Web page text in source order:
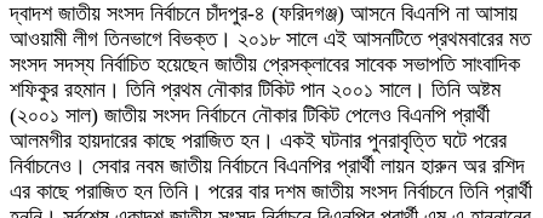
দ্বাদশ জাতীয় সংসদ নির্বাচনে চাঁদপুর-৪ (ফরিদগঞ্জ) আসনে বিএনপি না আসায়
আওয়ামী লীগ তিনভাগে বিভক্ত। ২০১৮ সালে এই আসনটিতে প্রথমবারের মত
সংসদ সদস্য নির্বাচিত হয়েছেন জাতীয় প্রেসক্লাবের সাবেক সভাপতি সাংবাদিক
শফিকুর রহমান। তিনি প্রথম নৌকার টিকিট পান ২০০১ সালে। তিনি অষ্টম
(২০০১ সাল) জাতীয় সংসদ নির্বাচনে নৌকার টিকিট পেলেও বিএনপি প্রার্থী
আলমগীর হায়দারের কাছে পরাজিত হন। একই ঘটনার পুনরাবৃত্তি ঘটে পরের
নির্বাচনেও। সেবার নবম জাতীয় নির্বাচনে বিএনপির প্রার্থী লায়ন হারুন অর রশিদ
এর কাছে পরাজিত হন তিনি। পরের বার দশম জাতীয় সংসদ নির্বাচনে তিনি প্রার্থী